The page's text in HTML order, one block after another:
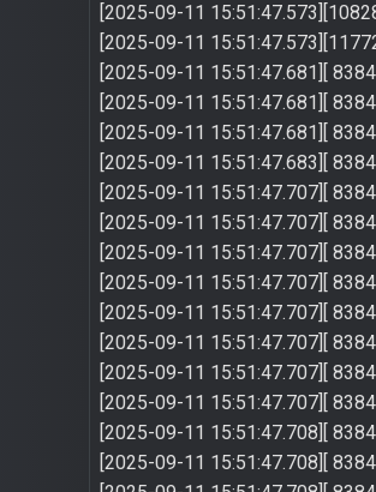
[2025-09-11
[2025-09-11
[2025-09-11 15:51:47.681][
[2025-09-11 15:51:47.681][
[2025-09-11 15:51:47.681][
[2025-09-11 15:51:47.683][
[2025-09-11 15:51:47.707][
[2025-09-11 15:51:47.707][
[2025-09-11
[2025-09-11
[2025-09-11
[2025-09-11
[2025-09-11 15:51:47.707][
[2025-09-11
[2025-09-11
[2025-09-11